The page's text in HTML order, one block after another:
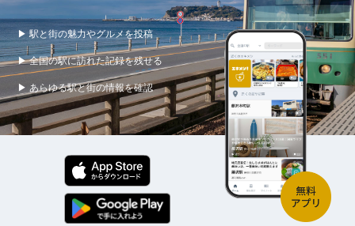
▶ 駅と街の魅力やグルメを投稿
▶ 全国の駅に訪れた記録を残せる
▶ あらゆる駅と街の情報を確認